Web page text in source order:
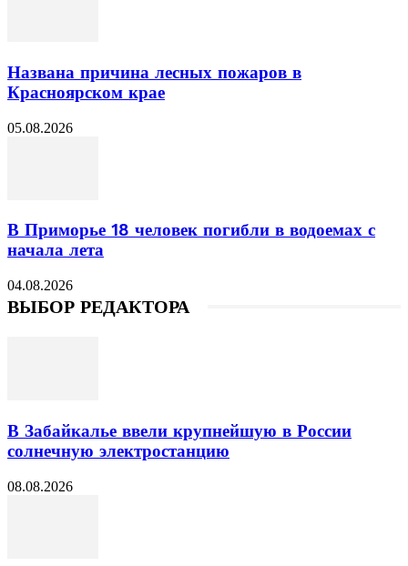
Названа причина лесных пожаров в
Красноярском крае
05.08.2026
В Приморье 18 человек погибли в водоемах с
начала лета
04.08.2026
ВЫБОР РЕДАКТОРА
В Забайкалье ввели крупнейшую в России
солнечную электростанцию
08.08.2026